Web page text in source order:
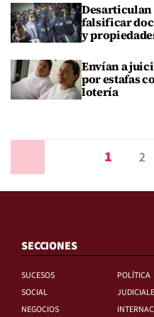
Desarticulan
falsificar
y
Envían a
por estafas
lotería
1 2
SECCIONES
SUCESOS
POLÍTICA
SOCIAL
NEGOCIOS